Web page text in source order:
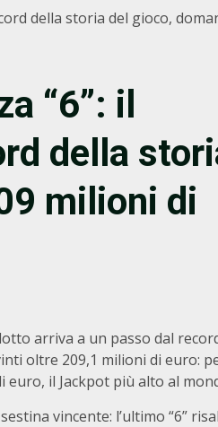
della storia del gioco,
“6”: il
della
milioni di
arriva a un passo dal
oltre 209,1 milioni di euro:
euro, il Jackpot più alto al
vincente: l’ultimo “6”